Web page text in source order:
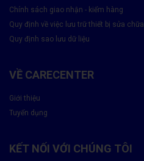
Chính sách giao nhận - kiểm hàng
Quy định về việc lưu trữ thiết bị sửa chữa
Quy định sao lưu dữ liệu
VỀ CARECENTER
Giới thiệu
Tuyển dụng
KẾT NỐI VỚI CHÚNG TÔI